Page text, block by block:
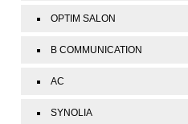
OPTIM SALON
B COMMUNICATION
AC
SYNOLIA